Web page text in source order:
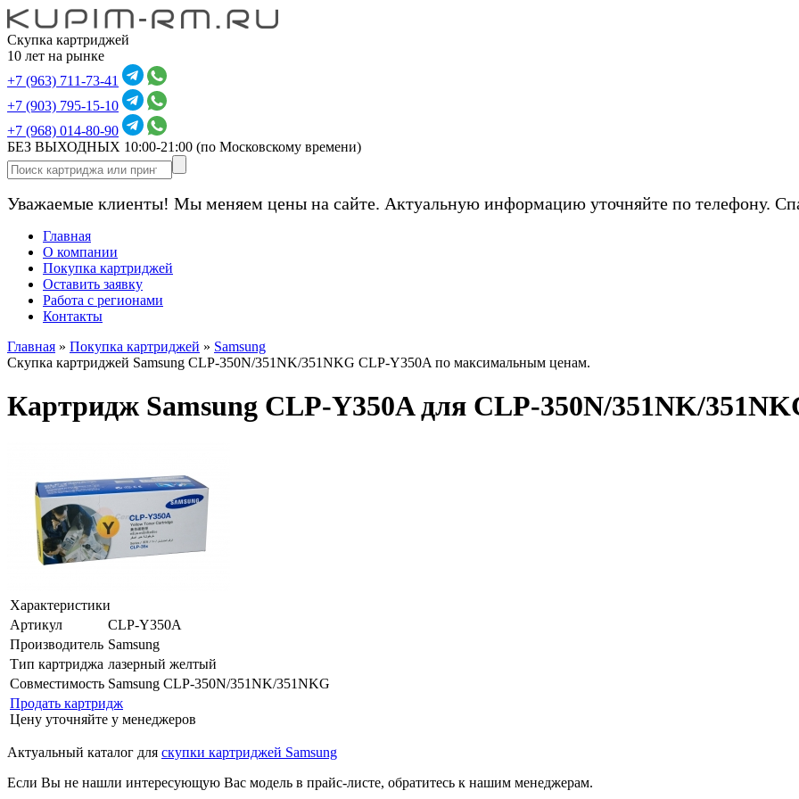
Скупка картриджей
10 лет на рынке
+7 (963) 711-73-41
+7 (903) 795-15-10
+7 (968) 014-80-90
БЕЗ ВЫХОДНЫХ 10:00-21:00 (по Московскому времени)
Уважаемые клиенты! Мы меняем цены на сайте. Актуальную информацию уточняйте по телефону.
Главная
О компании
Покупка картриджей
Оставить заявку
Работа с регионами
Контакты
Главная » Покупка картриджей » Samsung
Скупка картриджей Samsung CLP-350N/351NK/351NKG CLP-Y350A по максимальным ценам.
Картридж Samsung CLP-Y350A для CLP-350N/351NK/
Характеристики
Артикул
CLP-Y350A
Производитель Samsung
Тип картриджа лазерный желтый
Совместимость Samsung CLP-350N/351NK/351NKG
Продать картридж
Цену уточняйте у менеджеров
Актуальный каталог для скупки картриджей Samsung
Если Вы не нашли интересующую Вас модель в прайс-листе, обратитесь к нашим менеджерам.